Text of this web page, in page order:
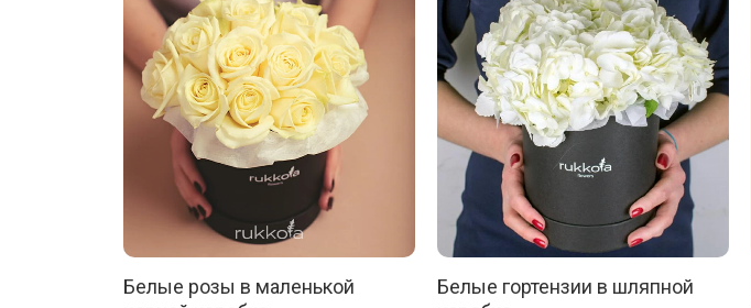
Белые розы в маленькой
Белые гортензии в шляпной